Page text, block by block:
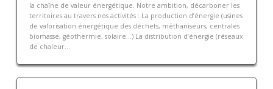
la chaîne de valeur énergétique. Notre ambition, décarboner les
territoires au travers nos activités : La production d’énergie (usines
de valorisation énergétique des déchets, méthaniseurs, centrales
biomasse, géothermie, solaire…) La distribution d’énergie (réseaux
de chaleur...